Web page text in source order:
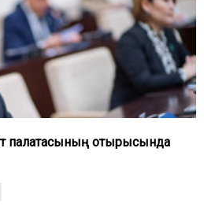
палатасының отырысында